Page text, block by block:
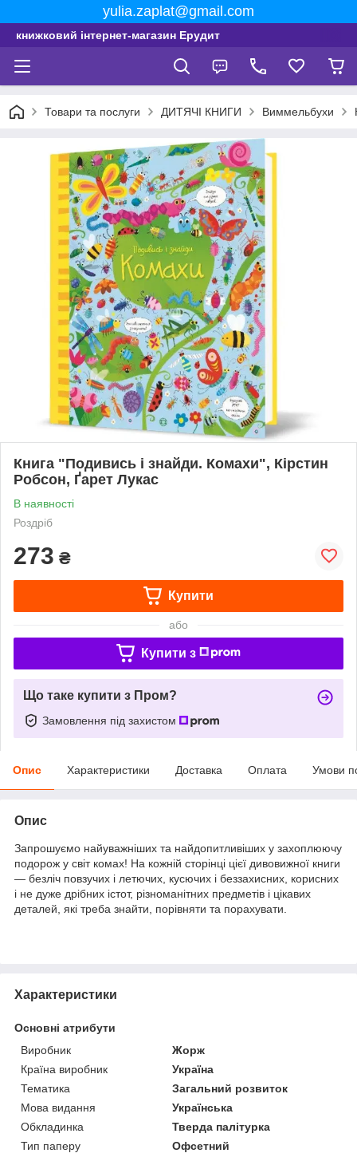
yulia.zaplat@gmail.com
книжковий інтернет-магазин Ерудит
Товари та послуги ДИТЯЧІ КНИГИ Виммельбухи
Книга "Подивись i знайди. Комахи", Кірстин
Робсон, Ґарет Лукас
В наявності
Роздріб
273 ₴
Купити
або
Купити з
Що таке купити з Пром?
Замовлення під захистом
Опис Характеристики Доставка Оплата Умови
Опис
Запрошуємо найуважніших та найдопитливіших у захоплюючу
подорож у світ комах! На кожній сторінці цієї дивовижної книги
— безліч повзучих і летючих, кусючих і беззахисних, корисних
і не дуже дрібних істот, різноманітних предметів і цікавих
деталей, які треба знайти, порівняти та порахувати.
Характеристики
Основні атрибути
Виробник
Жорж
Країна виробник
Україна
Тематика
Загальний розвиток
Мова видання
Українська
Обкладинка
Тверда палітурка
Тип паперу
Офсетний